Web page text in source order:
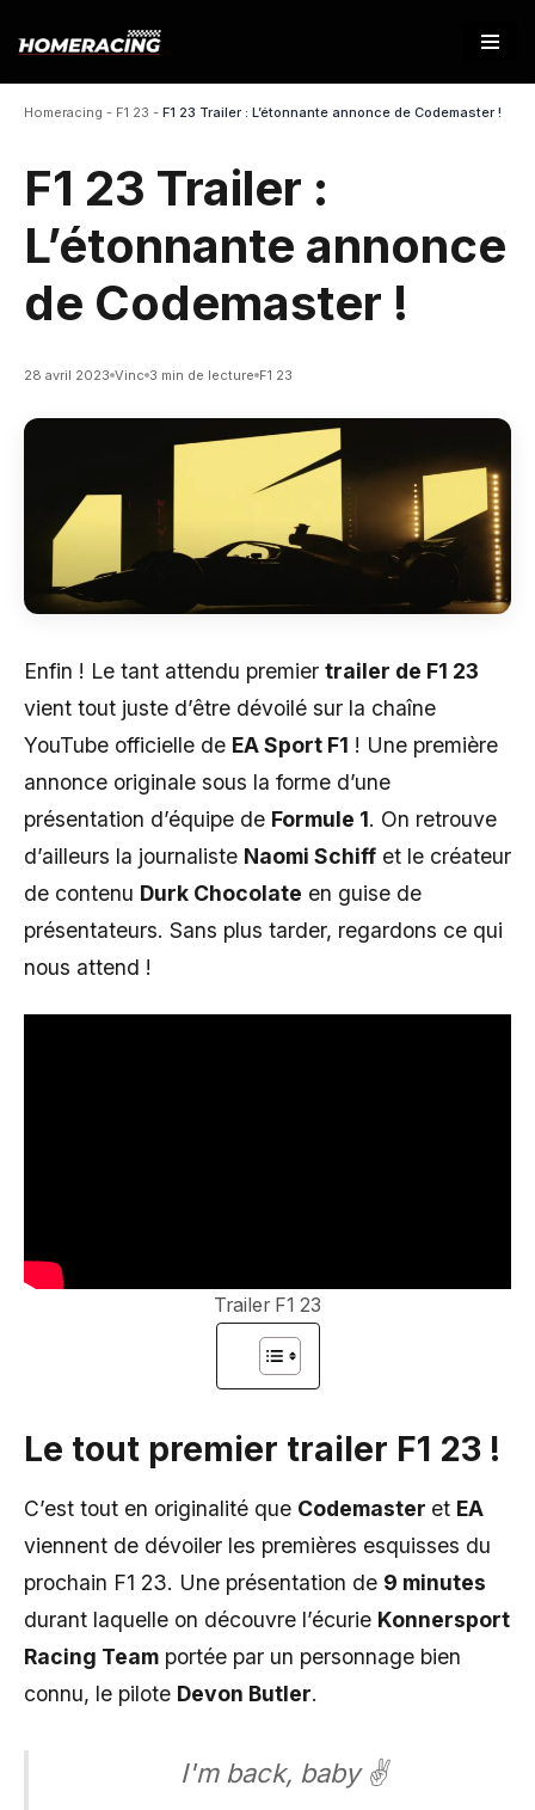
contenu
Homeracing - F1 23 - F1 23 Trailer : L’étonnante annonce de Codemaster !
F1 23 Trailer :
L’étonnante annonce
de Codemaster !
28 avril 2023 Vinc 3 min de lecture F1 23
Enfin ! Le tant attendu premier trailer de F1 23
vient tout juste d’être dévoilé sur la chaîne
YouTube officielle de EA Sport F1 ! Une première
annonce originale sous la forme d’une
présentation d’équipe de Formule 1. On retrouve
d’ailleurs la journaliste Naomi Schiff et le créateur
de contenu Durk Chocolate en guise de
présentateurs. Sans plus tarder, regardons ce qui
nous attend !
Trailer F1 23
Le tout premier trailer F1 23 !
C’est tout en originalité que Codemaster et EA
viennent de dévoiler les premières esquisses du
prochain F1 23. Une présentation de 9 minutes
durant laquelle on découvre l’écurie Konnersport
Racing Team portée par un personnage bien
connu, le pilote Devon Butler.
I'm back, baby ✌